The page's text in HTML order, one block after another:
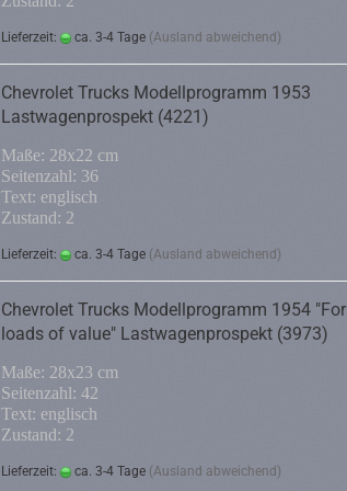
Lieferzeit: ca. 3-4 Tage (Ausland abweichend)
Chevrolet Trucks Modellprogramm 1953
Lastwagenprospekt (4221)
Maße: 28x22 cm
Seitenzahl: 36
Text: englisch
Zustand: 2
Lieferzeit: ca. 3-4 Tage (Ausland abweichend)
Chevrolet Trucks Modellprogramm 1954 "For
loads of value" Lastwagenprospekt (3973)
Maße: 28x23 cm
Seitenzahl: 42
Text: englisch
Zustand: 2
Lieferzeit: ca. 3-4 Tage (Ausland abweichend)